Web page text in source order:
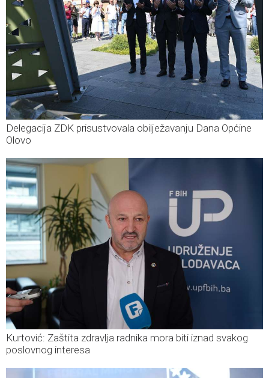
Delegacija ZDK prisustvovala obilježavanju Dana Općine
Olovo
Kurtović: Zaštita zdravlja radnika mora biti iznad svakog
poslovnog interesa